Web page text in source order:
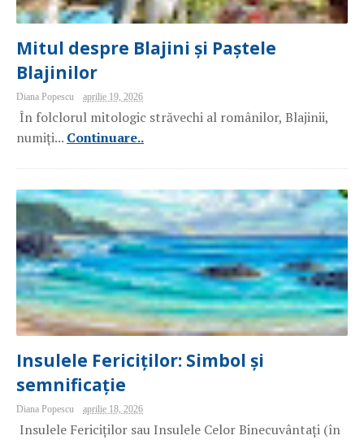
Mitul despre Blajini și Paștele
Blajinilor
Diana Popescu aprilie 19, 2026
În folclorul mitologic străvechi al românilor, Blajinii,
numiți... Continuare..
Insulele Fericiților: Simbol și
semnificație
Diana Popescu aprilie 18, 2026
Insulele Fericiților sau Insulele Celor Binecuvântați (în